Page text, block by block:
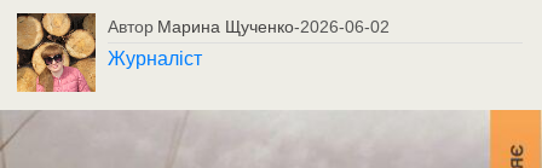
Автор Марина Щученко-2026-06-02
Журналіст